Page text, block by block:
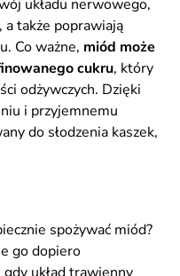
układu nerwowego,
także poprawiają
Co ważne, miód może
cukru, który
odżywczych. Dzięki
i przyjemnemu
do słodzenia kaszek,
spożywać miód?
go dopiero